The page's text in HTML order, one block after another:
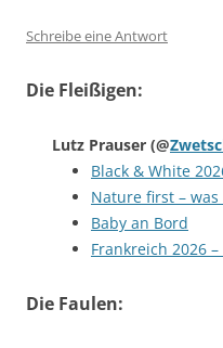
Schreibe eine Antwort
Die Fleißigen:
Lutz Prauser (@
Black & White
Nature first –
Baby an Bord
Frankreich 2026
Die Faulen: